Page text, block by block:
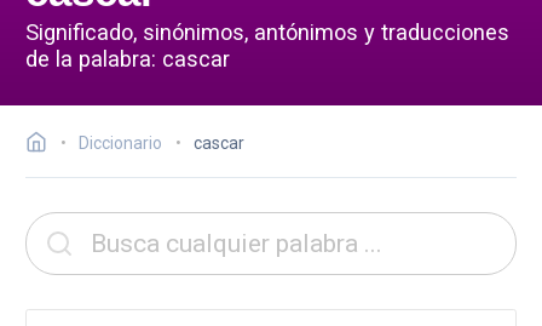
Significado, sinónimos, antónimos y traducciones
de la palabra: cascar
Diccionario cascar